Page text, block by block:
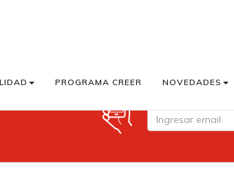
PROGRAMA CREER NOVEDADES